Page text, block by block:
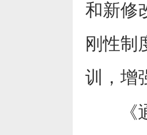
和新修
刚性制
训，增
《通